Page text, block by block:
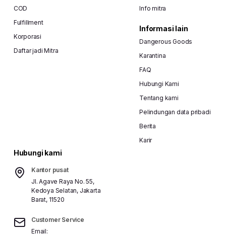
COD
Fulfillment
Korporasi
Daftar jadi Mitra
Info mitra
Informasi lain
Dangerous Goods
Karantina
FAQ
Hubungi Kami
Tentang kami
Pelindungan data pribadi
Berita
Karir
Hubungi kami
Kantor pusat
Jl. Agave Raya No. 55,
Kedoya Selatan, Jakarta
Barat, 11520
Customer Service
Email: